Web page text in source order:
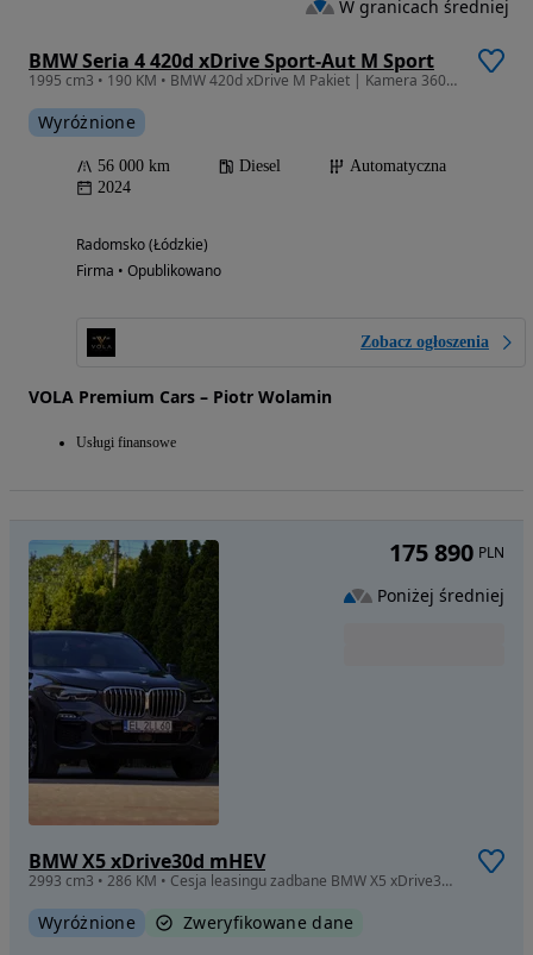
BMW Seria 4 420d xDrive Sport-Aut M Sport
1995 cm3 • 190 KM • BMW 420d xDrive M Pakiet | Kamera 360 | 19” Individual | Brooklyn Grau
Wyróżnione
56 000 km Diesel
Automatyczna
2024
Radomsko (Łódzkie)
Firma • Opublikowano
Zobacz ogłoszenia
VOLA Premium Cars – Piotr Wolamin
Usługi finansowe
W granicach średniej
BMW X5 xDrive30d mHEV
2993 cm3 • 286 KM • Cesja leasingu zadbane BMW X5 xDrive30d M / 2021, bez odstępnego
Wyróżnione Zweryfikowane dane
175 890 PLN
Poniżej średniej